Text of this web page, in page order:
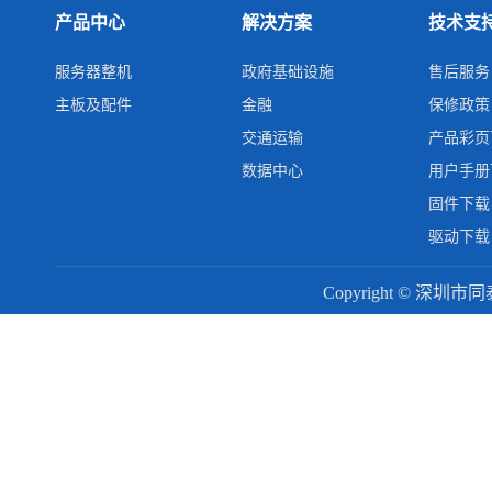
产品中心
服务器整机
主板及配件
解决方案
政府基础设施
金融
交通运输
数据中心
技术支
售后服务
保修政策
产品彩
用户手
固件下载
驱动下载
Copyright © 深圳市同